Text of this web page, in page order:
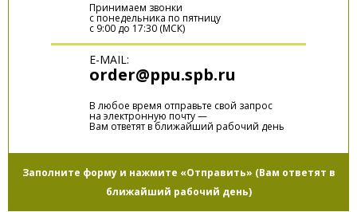
Принимаем звонки
с понедельника по пятницу
с 9:00 до 17:30 (МСК)
E-MAIL:
order@ppu.spb.ru
В любое время отправьте свой запрос
на электронную почту —
Вам ответят в ближайший рабочий день
Заполните форму и нажмите «Отправить» (Вам ответят в
ближайший рабочий день)